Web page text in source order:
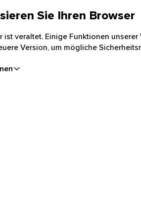
Sie Ihren Browser
ist veraltet. Einige Funktionen
Version, um mögliche